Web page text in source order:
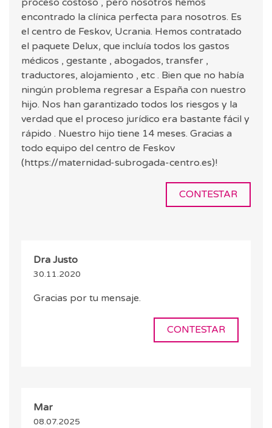
proceso costoso , pero nosotros hemos
encontrado la clínica perfecta para nosotros. Es
el centro de Feskov, Ucrania. Hemos contratado
el paquete Delux, que incluía todos los gastos
médicos , gestante , abogados, transfer ,
traductores, alojamiento , etc . Bien que no había
ningún problema regresar a España con nuestro
hijo. Nos han garantizado todos los riesgos y la
verdad que el proceso jurídico era bastante fácil y
rápido . Nuestro hijo tiene 14 meses. Gracias a
todo equipo del centro de Feskov
(https://maternidad-subrogada-centro.es)!
CONTESTAR
Dra Justo
30.11.2020
Gracias por tu mensaje.
CONTESTAR
Mar
08.07.2025